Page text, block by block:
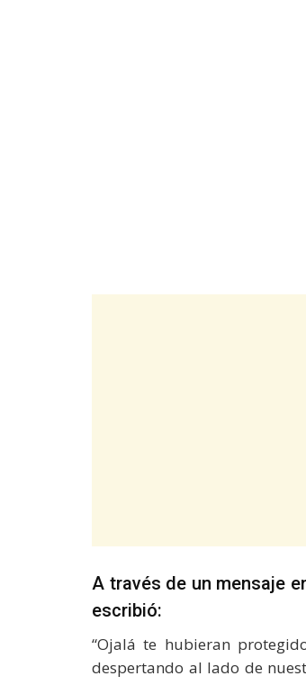
A través de un mensaje
escribió:
“Ojalá te hubieran
despertando al lado de